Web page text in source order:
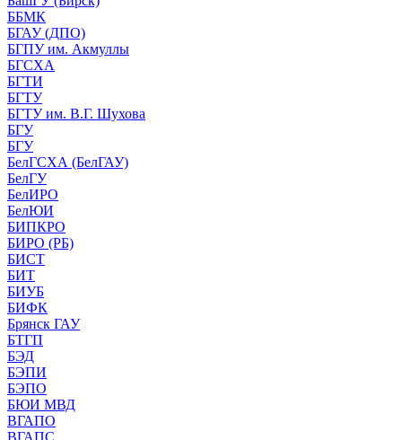
ББМК
БГАУ (ДПО)
БГПУ им. Акмуллы
БГСХА
БГТИ
БГТУ
БГТУ им. В.Г. Шухова
БГУ
БГУ
БелГСХА (БелГАУ)
БелГУ
БелИРО
БелЮИ
БИПКРО
БИРО (РБ)
БИСТ
БИТ
БИУБ
БИФК
Брянск ГАУ
БТГП
БЭД
БЭПИ
БЭПО
БЮИ МВД
ВГАПО
ВГАПС